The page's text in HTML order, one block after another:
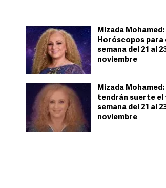
Mizada Mohamed:
Horóscopos para
semana del 21 al
noviembre
Mizada
tendrán suerte el
semana del 21 al
noviembre